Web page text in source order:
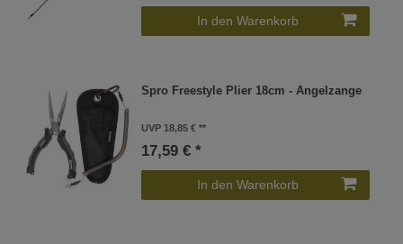
In den Warenkorb
Spro Freestyle Plier 18cm - Angelzange
UVP 18,85 €
17,59 € *
In den Warenkorb